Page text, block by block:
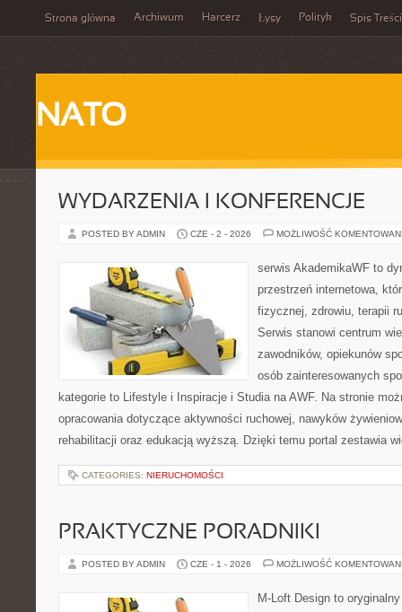
Strona główna Archiwum Harcerz Łysy Polityk Spis Treści
NATO
WYDARZENIA I KONFERENCJE
POSTED BY ADMIN CZE - 2 - 2026 MOŻLIWOŚĆ
serwis AkademikaWF to
przestrzeń internetowa,
fizycznej, zdrowiu, terapii
Serwis stanowi centrum
zawodników, opiekunów
osób zainteresowanych
kategorie to Lifestyle i Inspiracje i Studia na AWF. Na stronie
opracowania dotyczące aktywności ruchowej, nawyków
rehabilitacji oraz edukacją wyższą. Dzięki temu portal zestawia
CATEGORIES: NIERUCHOMOŚCI
PRAKTYCZNE PORADNIKI
POSTED BY ADMIN CZE - 1 - 2026 MOŻLIWOŚĆ
M-Loft Design to